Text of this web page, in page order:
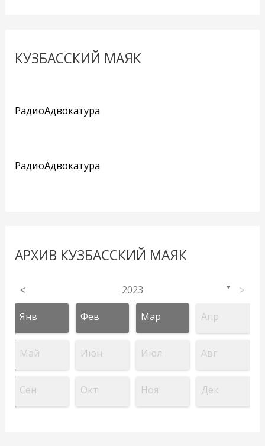
КУЗБАССКИЙ МАЯК
РадиоАдвокатура
РадиоАдвокатура
АРХИВ КУЗБАССКИЙ МАЯК
< 2023 ▼ >
Янв Фев Мар Апр
Май Июн Июл Авг
Сен Окт Ноя Дек